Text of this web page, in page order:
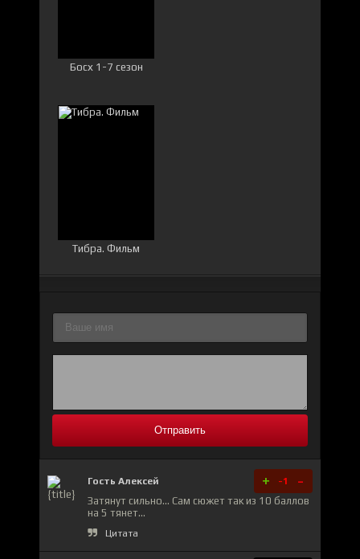
Босх 1-7 сезон
Тибра. Фильм
Отправить
Гость Алексей + -1 -
Затянут сильно... Сам сюжет так из 10 баллов
на 5 тянет...
Цитата